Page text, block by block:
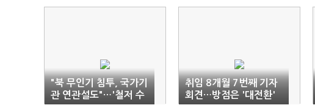
"북 무인기 침투, 국가기
관 연관설도"…'철저 수
취임 8개월 7번째 기자
회견…방점은 '대전환'